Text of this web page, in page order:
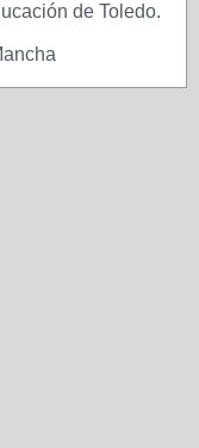
de Toledo.